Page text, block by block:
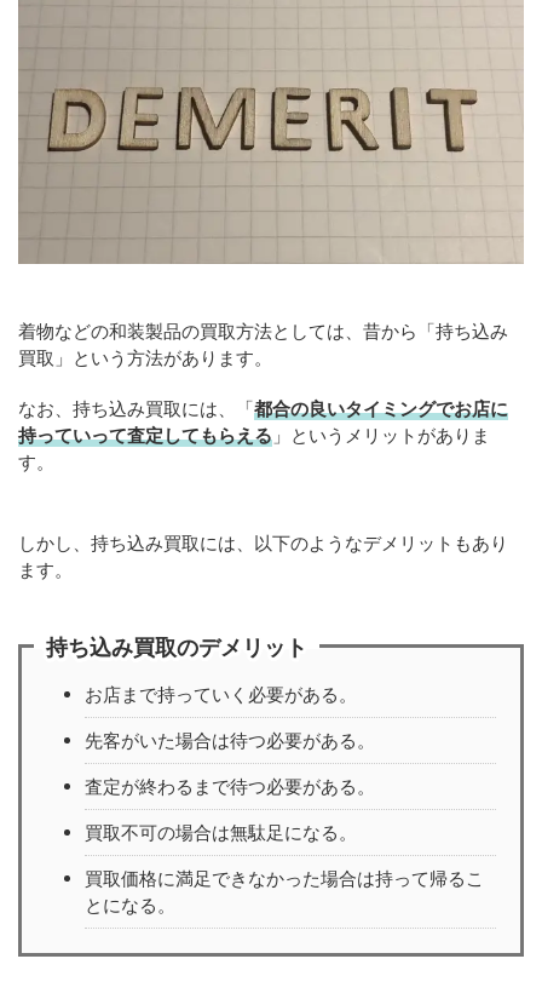
着物などの和装製品の買取方法としては、昔から「持ち込み
買取」という方法があります。
なお、持ち込み買取には、「都合の良いタイミングでお店に
持っていって査定してもらえる 」というメリットがありま
す。
しかし、持ち込み買取には、以下のようなデメリットもあり
ます。
持ち込み買取のデメリット
お店まで持っていく必要がある。
先客がいた場合は待つ必要がある。
査定が終わるまで待つ必要がある。
買取不可の場合は無駄足になる。
買取価格に満足できなかった場合は持って帰るこ
とになる。